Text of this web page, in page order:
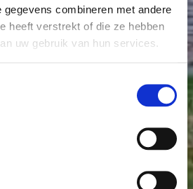
gegevens combineren met andere
heeft verstrekt of die ze hebben
uw gebruik van hun services.